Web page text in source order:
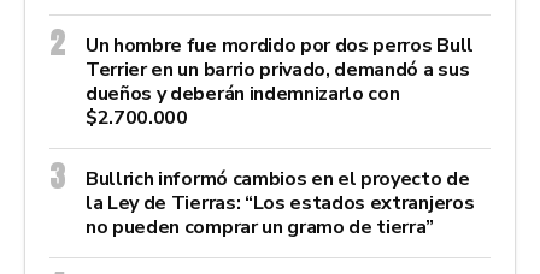
Un hombre fue mordido por dos perros Bull
Terrier en un barrio privado, demandó a sus
dueños y deberán indemnizarlo con
$2.700.000
Bullrich informó cambios en el proyecto de
la Ley de Tierras: “Los estados extranjeros
no pueden comprar un gramo de tierra”